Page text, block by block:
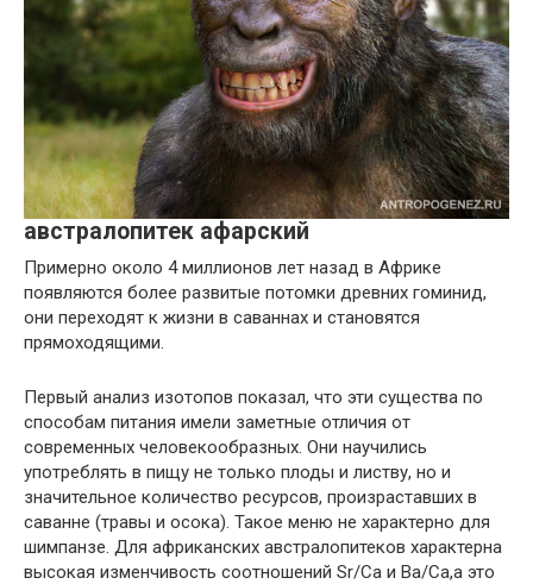
австралопитек афарский
Примерно около 4 миллионов лет назад в Африке
появляются более развитые потомки древних гоминид,
они переходят к жизни в саваннах и становятся
прямоходящими.
Первый анализ изотопов показал, что эти существа по
способам питания имели заметные отличия от
современных человекообразных. Они научились
употреблять в пищу не только плоды и листву, но и
значительное количество ресурсов, произраставших в
саванне (травы и осока). Такое меню не характерно для
шимпанзе. Для африканских австралопитеков характерна
высокая изменчивость соотношений Sr/Ca и Ba/Ca,а это